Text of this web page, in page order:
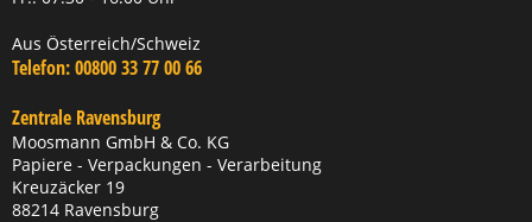
Aus Österreich/Schweiz
Telefon:00800 33 77 00 66
Zentrale Ravensburg
Moosmann GmbH & Co. KG
Papiere - Verpackungen - Verarbeitung
Kreuzäcker 19
88214 Ravensburg